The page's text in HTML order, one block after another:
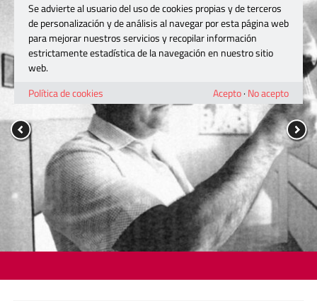
Se advierte al usuario del uso de cookies propias y de terceros
de personalización y de análisis al navegar por esta página web
para mejorar nuestros servicios y recopilar información
estrictamente estadística de la navegación en nuestro sitio
web.
Política de cookies
Acepto· No acepto